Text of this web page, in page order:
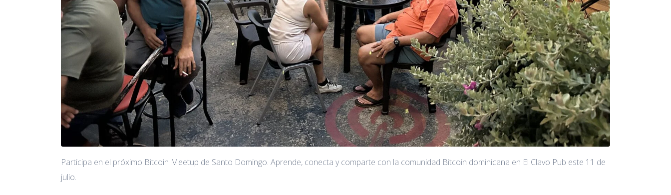
Participa en el próximo Bitcoin Meetup de Santo Domingo. Aprende, conecta y comparte con la comunidad Bitcoin dominicana en El Clavo Pub este 11 de
julio.